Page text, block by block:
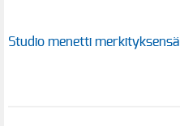
Studio menetti merkityksensä